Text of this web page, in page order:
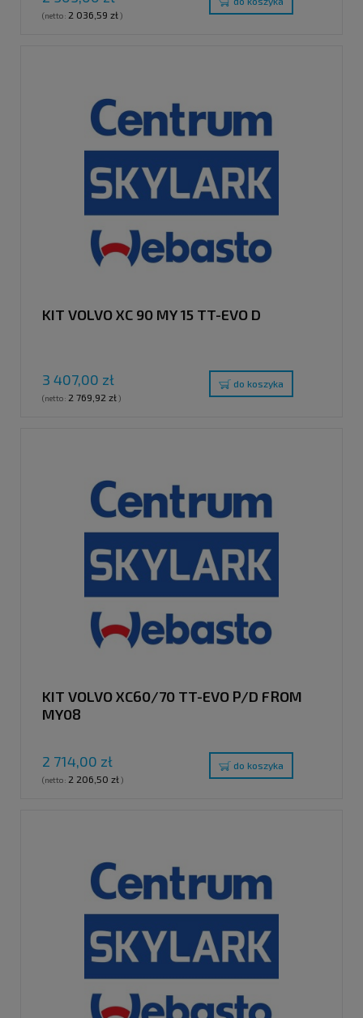
(netto: 2 036,59 zł)
KIT VOLVO XC 90 MY 15 TT-EVO D
3 407,00 zł
(netto: 2 769,92 zł)
do koszyka
KIT VOLVO XC60/70 TT-EVO P/D FROM
MY08
2 714,00 zł
(netto: 2 206,50 zł)
do koszyka